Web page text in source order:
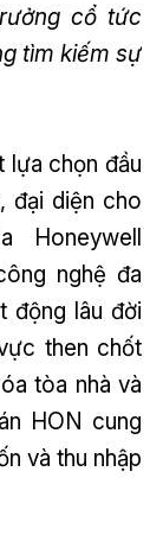
cổ tức
tìm kiếm sự
lựa chọn đầu
đại diện cho
Honeywell
nghệ đa
động lâu đời
then chốt
tòa nhà và
HON cung
và thu nhập